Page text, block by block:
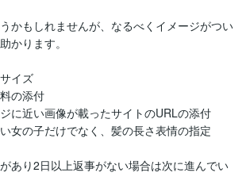
かもしれませんが、なるべくイメージがつい
かります。
イズ
添付
画像が載ったサイトのURLの添付
だけでなく、髪の長さ表情の指定
あり2日以上返事がない場合は次に進んでい